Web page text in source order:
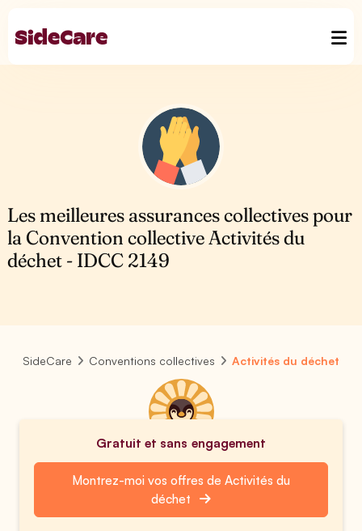
Les meilleures assurances collectives pour
la Convention collective Activités du
déchet - IDCC 2149
SideCare Conventions collectives Activités du déchet
Gratuit et sans engagement
Montrez-moi vos offres de Activités du
déchet